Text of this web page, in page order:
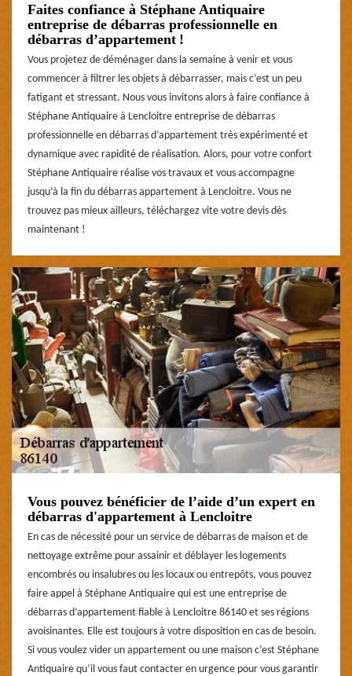
Faites confiance à Stéphane Antiquaire
entreprise de débarras professionnelle en
débarras d’appartement !
Vous projetez de déménager dans la semaine à venir et vous
commencer à filtrer les objets à débarrasser, mais c’est un peu
fatigant et stressant. Nous vous invitons alors à faire confiance à
Stéphane Antiquaire à Lencloitre entreprise de débarras
professionnelle en débarras d’appartement très expérimenté et
dynamique avec rapidité de réalisation. Alors, pour votre confort
Stéphane Antiquaire réalise vos travaux et vous accompagne
jusqu’à la fin du débarras appartement à Lencloitre. Vous ne
trouvez pas mieux ailleurs, téléchargez vite votre devis dès
maintenant !
Vous pouvez bénéficier de l’aide d’un expert en
débarras d'appartement à Lencloitre
En cas de nécessité pour un service de débarras de maison et de
nettoyage extrême pour assainir et déblayer les logements
encombrés ou insalubres ou les locaux ou entrepôts, vous pouvez
faire appel à Stéphane Antiquaire qui est une entreprise de
débarras d’appartement fiable à Lencloitre 86140 et ses régions
avoisinantes. Elle est toujours à votre disposition en cas de besoin.
Si vous voulez vider un appartement ou une maison c’est Stéphane
Antiquaire qu’il vous faut contacter en urgence pour vous garantir